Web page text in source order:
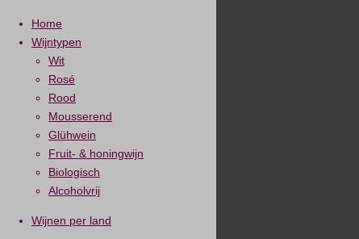
Home
Wijntypen
Wit
Rosé
Rood
Mousserend
Glühwein
Fruit- & honingwijn
Biologisch
Alcoholvrij
Wijnen per land